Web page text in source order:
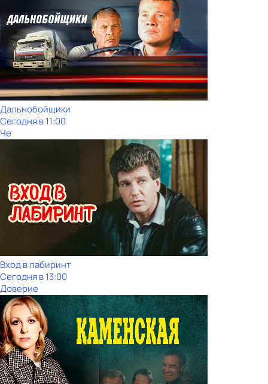
Дальнобойщики
Сегодня в 11:00
Че
Вход в лабиринт
Сегодня в 13:00
Доверие